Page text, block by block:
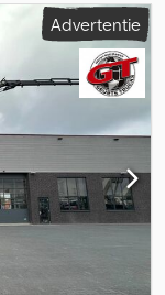
Advertentie